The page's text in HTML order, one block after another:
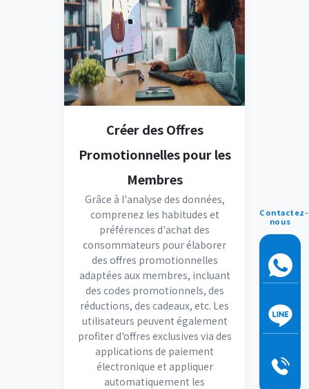
Créer des Offres
Promotionnelles pour les
Membres
Grâce à l'analyse des données,
comprenez les habitudes et
préférences d'achat des
consommateurs pour élaborer
des offres promotionnelles
adaptées aux membres, incluant
des codes promotionnels, des
réductions, des cadeaux, etc. Les
utilisateurs peuvent également
profiter d'offres exclusives via des
applications de paiement
électronique et appliquer
automatiquement les
Contactez-
nous